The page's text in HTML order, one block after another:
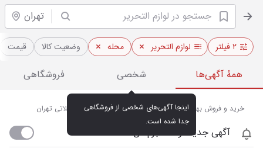
تهران
۲ فیلتر لوازم التحریر محله وضعیت کالا قیمت
همهٔ آگهی‌ها شخصی فروشگاهی
جدا شده است.
خرید و فروش بهترین لوازم تحریر، خودکار و دفتر در شهرک محلاتی تهران
آگهی جدید اومد خبرم کن